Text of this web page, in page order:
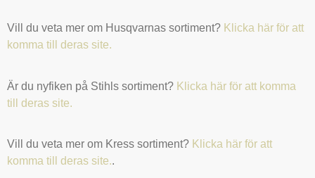
Vill du veta mer om Husqvarnas sortiment? Klicka här för att
komma till deras site.
Är du nyfiken på Stihls sortiment? Klicka här för att komma
till deras site.
Vill du veta mer om Kress sortiment? Klicka här för att
komma till deras site..